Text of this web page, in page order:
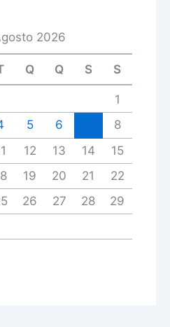
2026
Q Q S S
1
5 6
8
12 13 14
15
19 20 21
22
26 27 28
29